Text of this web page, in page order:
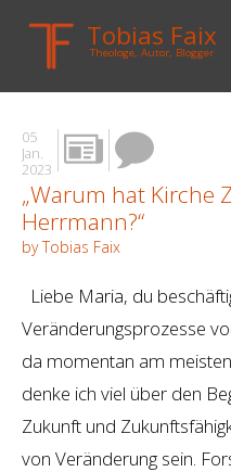
Tobias Faix
Theologe, Autor, Blogger
HOME
BLOG
BIOGRAPHIE
BÜCHER
UNTERWEGS
MEDIEN
LINKS
05
Jan.
2023
„Warum hat Kirche
Herrmann?“
by Tobias Faix
Liebe Maria, du
Veränderungsprozesse
da momentan am
denke ich viel über den
Zukunft und
von Veränderung sein.